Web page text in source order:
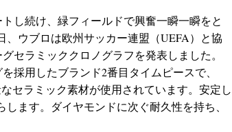
し続け、緑フィールドで興奮一瞬一瞬をと
ウブロは欧州サッカー連盟（UEFA）と協
セラミッククロノグラフを発表しました。
採用したブランド2番目タイムピースで、
セラミック素材が使用されています。安定し
ます。ダイヤモンドに次ぐ耐久性を持ち、